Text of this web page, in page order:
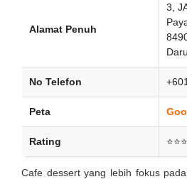
Alamat Penuh
3,
No Telefon
Peta
Rating
Cafe dessert yang lebih fokus